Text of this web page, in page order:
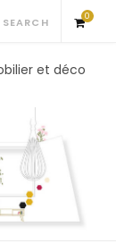
0
S
p
et déco